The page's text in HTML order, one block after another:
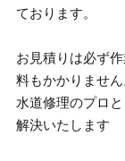
ております。
お見積りは必ず
料もかかりません
水道修理のプロ
解決いたします